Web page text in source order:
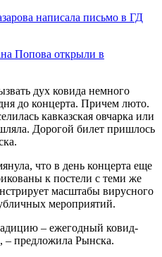
написала письмо в ГД
Попова открыли в
дух ковида немного
до концерта. Причем люто.
кавказская овчарка или
Дорогой билет пришлось
что в день концерта еще
к постели с теми же
масштабы вирусного
мероприятий.
– ежегодный ковид-
– предложила Рынска.